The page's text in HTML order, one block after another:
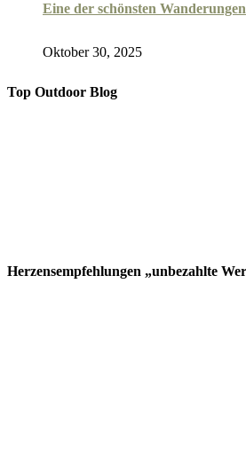
Eine der schönsten
Oktober 30, 2025
Top Outdoor Blog
Herzensempfehlungen „unbezahlte